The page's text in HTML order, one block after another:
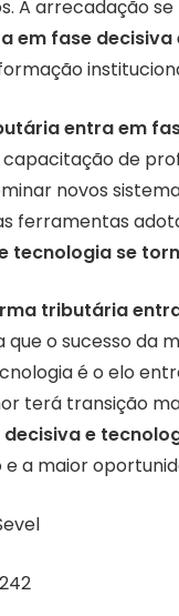
A arrecadação
em fase
entra em
de
novos
ferramentas
tecnologia se
tributária
que o sucesso da
é o elo
terá transição
e
e a maior
242